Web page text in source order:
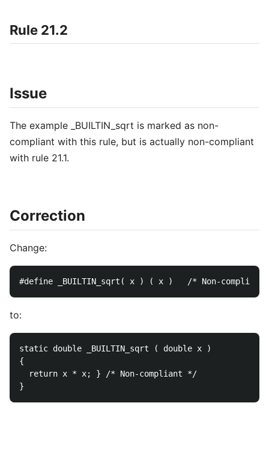
Rule 21.2
Issue
The example _BUILTIN_sqrt is marked as non-
compliant with this rule, but is actually non-compliant
with rule 21.1.
Correction
Change:
to:
static double _BUILTIN_sqrt ( double x )
{
  return x * x; } /* Non-compliant */